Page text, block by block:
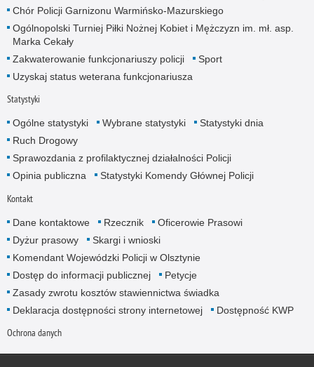
Chór Policji Garnizonu Warmińsko-Mazurskiego
Ogólnopolski Turniej Piłki Nożnej Kobiet i Mężczyzn im. mł. asp.
Marka Cekały
Zakwaterowanie funkcjonariuszy policji
Sport
Uzyskaj status weterana funkcjonariusza
Statystyki
Ogólne statystyki Wybrane statystyki
Statystyki dnia
Ruch Drogowy
Sprawozdania z profilaktycznej działalności Policji
Opinia publiczna
Statystyki Komendy Głównej Policji
Kontakt
Dane kontaktowe Rzecznik
Oficerowie Prasowi
Dyżur prasowy
Skargi i wnioski
Komendant Wojewódzki Policji w Olsztynie
Dostęp do informacji publicznej
Petycje
Zasady zwrotu kosztów stawiennictwa świadka
Deklaracja dostępności strony internetowej
Dostępność KWP
Ochrona danych